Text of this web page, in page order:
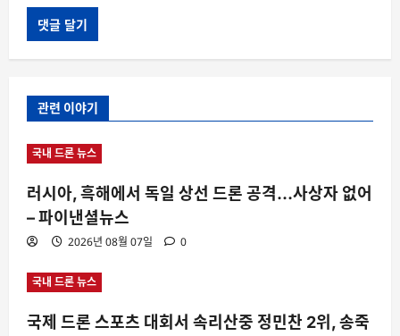
관련 이야기
국내 드론 뉴스
러시아, 흑해에서 독일 상선 드론 공격…사상자 없어
– 파이낸셜뉴스
2026년 08월 07일 0
국내 드론 뉴스
국제 드론 스포츠 대회서 속리산중 정민찬 2위, 송죽